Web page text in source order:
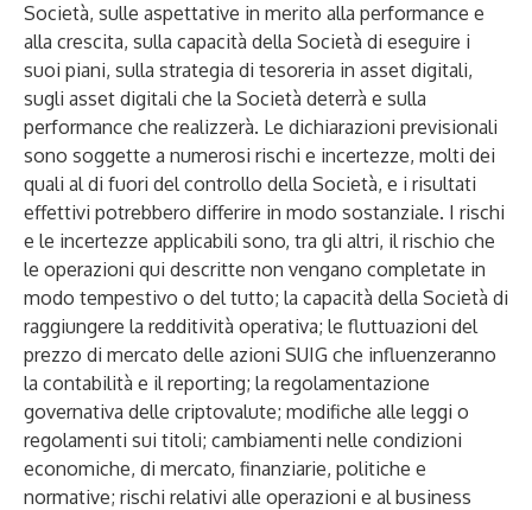
Società, sulle aspettative in merito alla performance e
alla crescita, sulla capacità della Società di eseguire i
suoi piani, sulla strategia di tesoreria in asset digitali,
sugli asset digitali che la Società deterrà e sulla
performance che realizzerà. Le dichiarazioni previsionali
sono soggette a numerosi rischi e incertezze, molti dei
quali al di fuori del controllo della Società, e i risultati
effettivi potrebbero differire in modo sostanziale. I rischi
e le incertezze applicabili sono, tra gli altri, il rischio che
le operazioni qui descritte non vengano completate in
modo tempestivo o del tutto; la capacità della Società di
raggiungere la redditività operativa; le fluttuazioni del
prezzo di mercato delle azioni SUIG che influenzeranno
la contabilità e il reporting; la regolamentazione
governativa delle criptovalute; modifiche alle leggi o
regolamenti sui titoli; cambiamenti nelle condizioni
economiche, di mercato, finanziarie, politiche e
normative; rischi relativi alle operazioni e al business